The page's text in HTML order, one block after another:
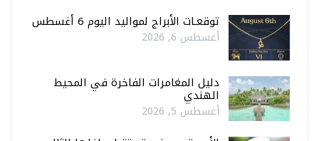
توقعـات الأبراج لمواليد اليوم 6 أغسطس
أغسطس 6, 2026
دليل المغامرات الفاخرة في المحيط
الهندي
أغسطس 5, 2026